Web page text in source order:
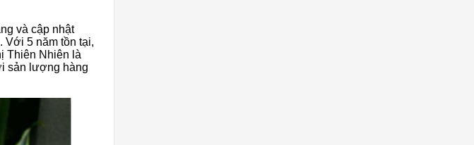
và cập nhật
Với 5 năm tồn tại,
Thiên Nhiên là
sản lượng hàng